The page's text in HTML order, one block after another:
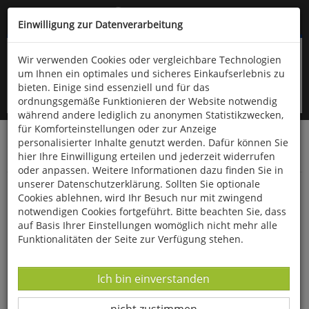
Kompletten Head der Seite überspringen
oder (06766) 9323-960
Startseite Bücher
Biologie allgemein
Ökologie & Naturschutz
Symbiosen in unseren Wiesen, Wäldern und
Mooren
Einwilligung zur Datenverarbeitung
Wir verwenden Cookies oder vergleichbare Technologien
um Ihnen ein optimales und sicheres Einkaufserlebnis zu
bieten. Einige sind essenziell und für das
ordnungsgemäße Funktionieren der Website notwendig
während andere lediglich zu anonymen Statistikzwecken,
für Komforteinstellungen oder zur Anzeige
personalisierter Inhalte genutzt werden. Dafür können Sie
hier Ihre Einwilligung erteilen und jederzeit widerrufen
oder anpassen. Weitere Informationen dazu finden Sie in
unserer Datenschutzerklärung. Sollten Sie optionale
Cookies ablehnen, wird Ihr Besuch nur mit zwingend
notwendigen Cookies fortgeführt. Bitte beachten Sie, dass
auf Basis Ihrer Einstellungen womöglich nicht mehr alle
Funktionalitäten der Seite zur Verfügung stehen.
Datenverarbeitung -
Ich bin einverstanden